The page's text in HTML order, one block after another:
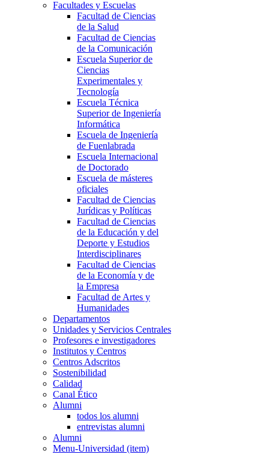
Facultades y Escuelas
Facultad de Ciencias
de la Salud
Facultad de Ciencias
de la Comunicación
Escuela Superior de
Ciencias
Experimentales y
Tecnología
Escuela Técnica
Superior de Ingeniería
Informática
Escuela de Ingeniería
de Fuenlabrada
Escuela Internacional
de Doctorado
Escuela de másteres
oficiales
Facultad de Ciencias
Jurídicas y Políticas
Facultad de Ciencias
de la Educación y del
Deporte y Estudios
Interdisciplinares
Facultad de Ciencias
de la Economía y de
la Empresa
Facultad de Artes y
Humanidades
Departamentos
Unidades y Servicios Centrales
Profesores e investigadores
Institutos y Centros
Centros Adscritos
Sostenibilidad
Calidad
Canal Ético
Alumni
todos los alumni
entrevistas alumni
Alumni
Menu-Universidad (item)